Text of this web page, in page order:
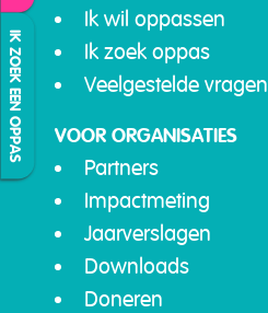
IK ZOEK EEN OPPAS
Ik wil oppassen
Ik zoek oppas
Veelgestelde vragen
VOOR ORGANISATIES
Partners
Impactmeting
Jaarverslagen
Downloads
Doneren